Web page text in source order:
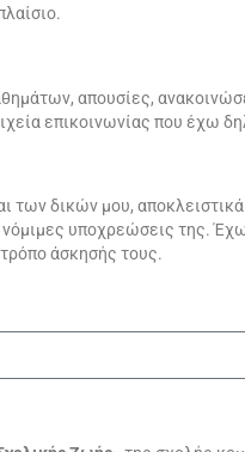
απουσίες,
επικοινωνίας που έχω
δικών μου,
υποχρεώσεις της.
άσκησής τους.